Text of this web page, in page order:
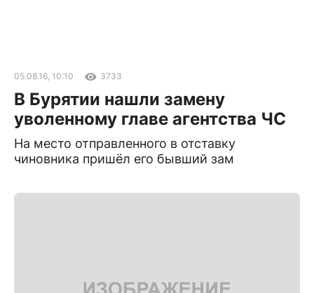
05.08.16, 10:10 3733
В Бурятии нашли замену
уволенному главе агентства ЧС
На место отправленного в отставку
чиновника пришёл его бывший зам